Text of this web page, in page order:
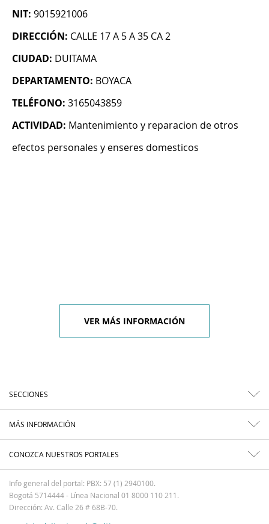
NIT: 9015921006
DIRECCIÓN: CALLE 17 A 5 A 35 CA 2
CIUDAD: DUITAMA
DEPARTAMENTO: BOYACA
TELÉFONO: 3165043859
ACTIVIDAD: Mantenimiento y reparacion de otros
efectos personales y enseres domesticos
VER MÁS INFORMACIÓN
SECCIONES
MÁS INFORMACIÓN
CONOZCA NUESTROS PORTALES
Info general del portal: PBX: 57 (1) 2940100.
Bogotá 5714444 - Línea Nacional 01 8000 110 211.
Dirección: Av. Calle 26 # 68B-70.